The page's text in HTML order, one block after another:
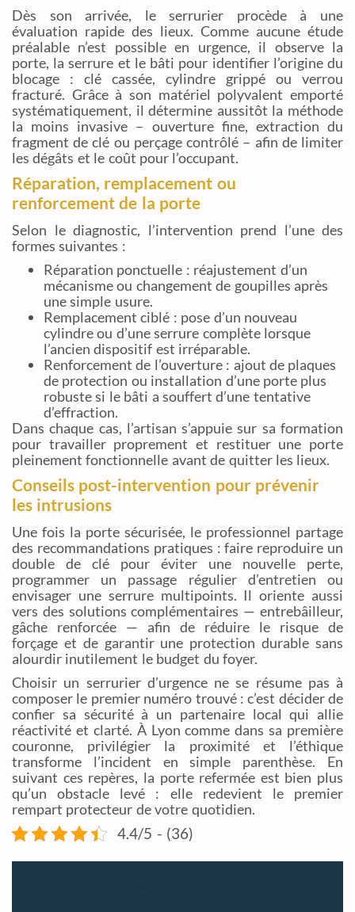
Dès son arrivée, le serrurier procède à une
évaluation rapide des lieux. Comme aucune étude
préalable n’est possible en urgence, il observe la
porte, la serrure et le bâti pour identifier l’origine du
blocage : clé cassée, cylindre grippé ou verrou
fracturé. Grâce à son matériel polyvalent emporté
systématiquement, il détermine aussitôt la méthode
la moins invasive – ouverture fine, extraction du
fragment de clé ou perçage contrôlé – afin de limiter
les dégâts et le coût pour l’occupant.
Réparation, remplacement ou
renforcement de la porte
Selon le diagnostic, l’intervention prend l’une des
formes suivantes :
Réparation ponctuelle : réajustement d’un
mécanisme ou changement de goupilles après
une simple usure.
Remplacement ciblé : pose d’un nouveau
cylindre ou d’une serrure complète lorsque
l’ancien dispositif est irréparable.
Renforcement de l’ouverture : ajout de plaques
de protection ou installation d’une porte plus
robuste si le bâti a souffert d’une tentative
d’effraction.
Dans chaque cas, l’artisan s’appuie sur sa formation
pour travailler proprement et restituer une porte
pleinement fonctionnelle avant de quitter les lieux.
Conseils post-intervention pour prévenir
les intrusions
Une fois la porte sécurisée, le professionnel partage
des recommandations pratiques : faire reproduire un
double de clé pour éviter une nouvelle perte,
programmer un passage régulier d’entretien ou
envisager une serrure multipoints. Il oriente aussi
vers des solutions complémentaires — entrebâilleur,
gâche renforcée — afin de réduire le risque de
forçage et de garantir une protection durable sans
alourdir inutilement le budget du foyer.
Choisir un serrurier d’urgence ne se résume pas à
composer le premier numéro trouvé : c’est décider de
confier sa sécurité à un partenaire local qui allie
réactivité et clarté. À Lyon comme dans sa première
couronne, privilégier la proximité et l’éthique
transforme l’incident en simple parenthèse. En
suivant ces repères, la porte refermée est bien plus
qu’un obstacle levé : elle redevient le premier
rempart protecteur de votre quotidien.
4.4/5 - (36)